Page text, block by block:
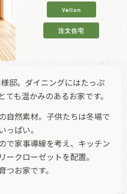
Vallon
注文住宅
邸。ダイニングにはたっぷ
ても温かみのあるお家です。
自然素材。子供たちは冬場で
っぱい。
で家事導線を考え、キッチン
クローゼットを配置。
お家です。